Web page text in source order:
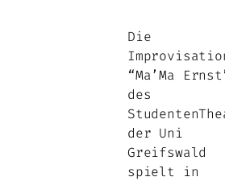
Die
“Ma’Ma
des
der Uni
Greifswald
spielt in